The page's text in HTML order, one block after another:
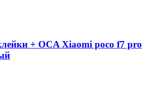
+ OCA Xiaomi poco f7 pro